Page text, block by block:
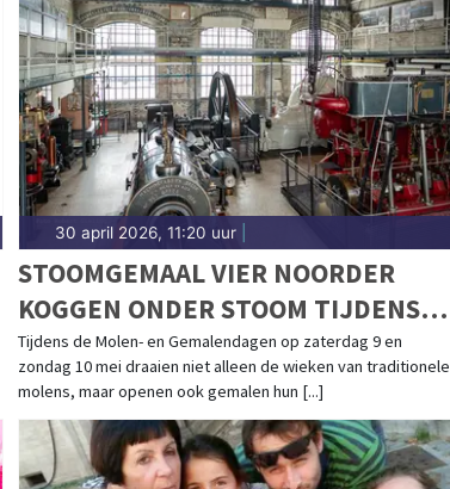
30 april 2026, 11:20 uur|
STOOMGEMAAL VIER NOORDER
KOGGEN ONDER STOOM TIJDENS
MOLEN- EN GEMALENDAGEN
Tijdens de Molen- en Gemalendagen op zaterdag 9 en
zondag 10 mei draaien niet alleen de wieken van traditionele
molens, maar openen ook gemalen hun [...]